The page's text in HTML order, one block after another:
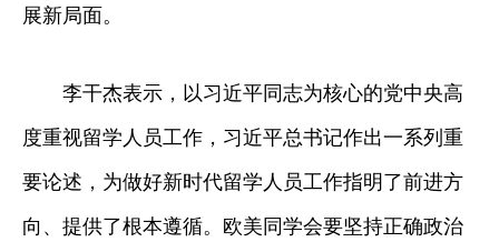
展新局面。
李干杰表示，以习近平同志为核心的党中央高
度重视留学人员工作，习近平总书记作出一系列重
要论述，为做好新时代留学人员工作指明了前进方
向、提供了根本遵循。欧美同学会要坚持正确政治